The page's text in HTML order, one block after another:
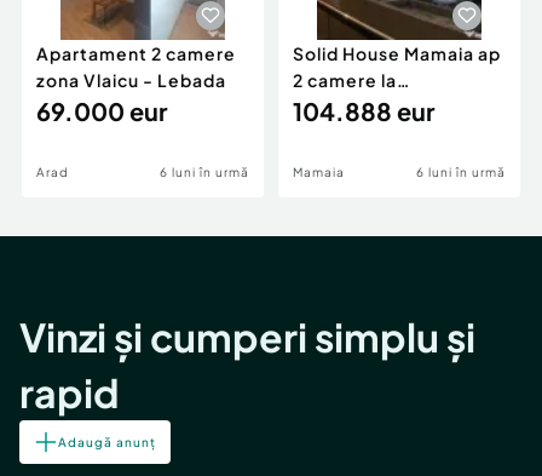
Apartament 2 camere
zona Vlaicu - Lebada
69.000 eur
Arad 6 luni în urmă
Solid House Mamaia ap
2 camere la
cheie,langa Mega
104.888 eur
Mamaia 6 luni în urmă
Vinzi și cumperi simplu și
rapid
Adaugă anunț